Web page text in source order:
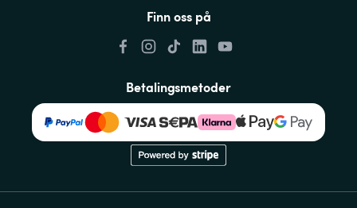
Finn oss på
Betalingsmetoder